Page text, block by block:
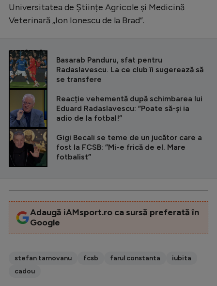
Universitatea de Științe Agricole și Medicină
Veterinară „Ion Ionescu de la Brad”.
CITEȘTE ȘI
Basarab Panduru, sfat pentru
Radaslavescu. La ce club îi sugerează să
se transfere
Reacție vehementă după schimbarea lui
Eduard Radaslavescu: ”Poate să-și ia
adio de la fotbal!”
Gigi Becali se teme de un jucător care a
fost la FCSB: ”Mi-e frică de el. Mare
fotbalist”
Adaugă iAMsport.ro ca sursă preferată în
Google
stefan tarnovanu fcsb farul constanta
iubita
cadou